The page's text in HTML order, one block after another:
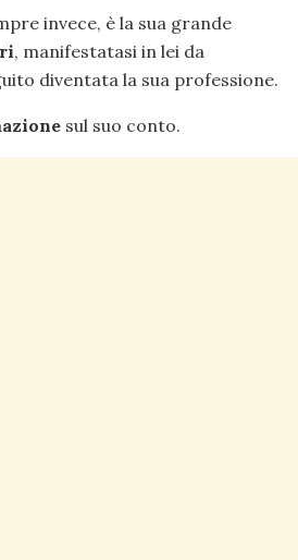
invece, è la sua grande
, manifestatasi in lei da
diventata la sua professione.
sul suo conto.